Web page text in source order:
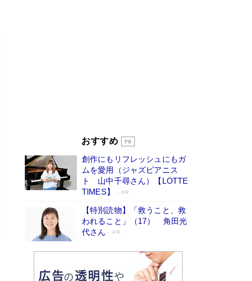
俳優・高嶋政伸が家族に教わった“人を育てるコ
東野圭吾、伊坂幸太郎の人気シリーズ最新作どち
らも文庫化 映画化された直木賞受賞作もランク
イン［文庫ベストセラー］
Book Bang
おすすめ
創作にもリフレッシュにもガ
ムを愛用（ジャズピアニス
ト 山中千尋さん）【LOTTE
TIMES】
PR
【特別読物】「救うこと、救
われること」（17） 角田光
代さん
PR